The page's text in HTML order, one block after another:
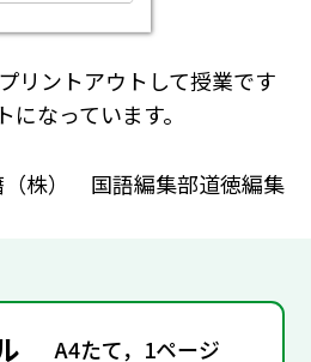
リントアウトして授業です
なっています。
（株） 国語編集部道徳編集
A4たて，1ページ